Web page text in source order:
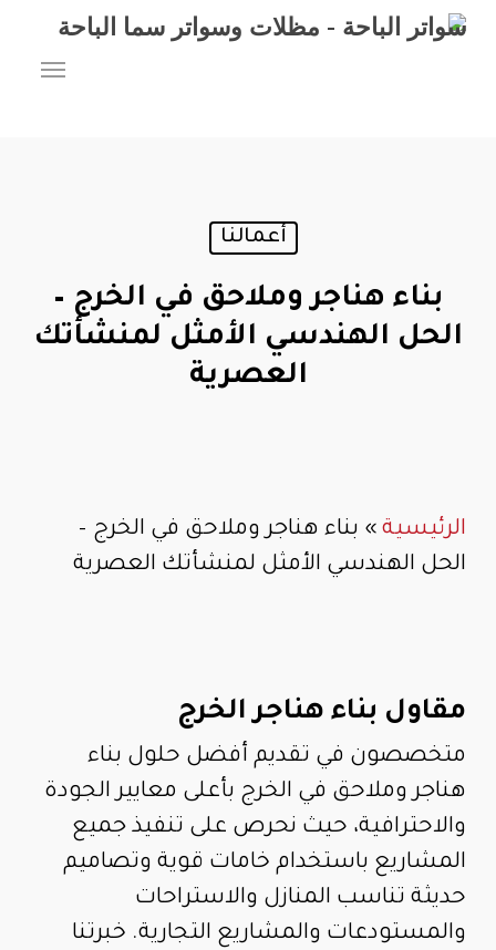
Skip
أعمالنا
بناء هناجر وملاحق في الخرج –
الحل الهندسي الأمثل لمنشأتك
العصرية
الرئيسية» بناء هناجر وملاحق في الخرج –
الحل الهندسي الأمثل لمنشأتك العصرية
مقاول بناء هناجر الخرج
متخصصون في تقديم أفضل حلول بناء
هناجر وملاحق في الخرج بأعلى معايير الجودة
والاحترافية، حيث نحرص على تنفيذ جميع
المشاريع باستخدام خامات قوية وتصاميم
حديثة تناسب المنازل والاستراحات
والمستودعات والمشاريع التجارية. خبرتنا